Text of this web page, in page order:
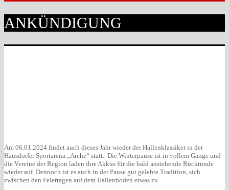
ANKÜNDIGUNG
Am 06.01.2024 findet auch dieses Jahr wieder der Hallenklassiker in der
Hausdorfer Sportarena „Arche“ statt. Die Winterpause ist in vollem Gange und
die Vereine der Region laden ihre Akkus für die bald anstehende Rückrunde
wieder auf. Dennoch ist es auch in der Pause gut gelebte Tradition, sich
zwischen den Feiertagen auf dem Hallenboden etwas zu